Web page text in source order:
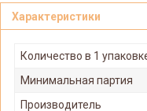
Характеристики
Количество в 1
Минимальная партия
Производитель